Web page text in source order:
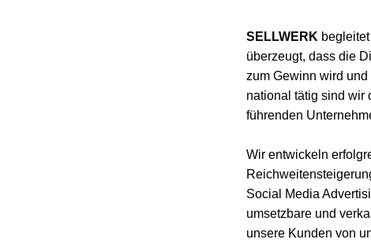
SELLWERK
überzeugt, dass die
zum Gewinn wird
national tätig sind wir
führenden
Wir entwickeln
Social Media
umsetzbare und
unsere Kunden von